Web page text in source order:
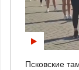
Псковские